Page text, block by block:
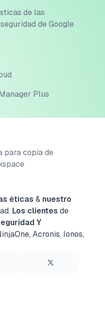
de las
de Google
Plus
para copia de
éticas & nuestro
Los clientes de
Y
Acronis, Ionos,